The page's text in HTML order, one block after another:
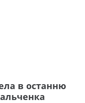
в останню